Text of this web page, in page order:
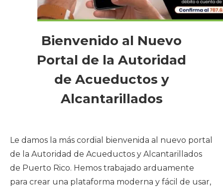
Bienvenido al Nuevo
Portal de la Autoridad
de Acueductos y
Alcantarillados
Le damos la más cordial bienvenida al nuevo portal
de la Autoridad de Acueductos y Alcantarillados
de Puerto Rico. Hemos trabajado arduamente
para crear una plataforma moderna y fácil de usar,